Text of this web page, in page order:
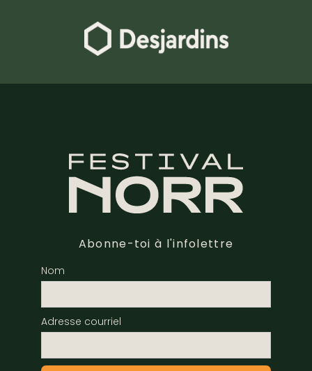
Abonne-toi à l'infolettre
Nom
Adresse courriel